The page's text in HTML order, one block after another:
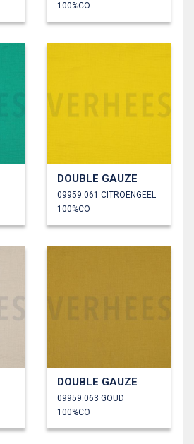
100%CO
DOUBLE GAUZE
09959.061 CITROENGEEL
100%CO
DOUBLE GAUZE
09959.063 GOUD
100%CO